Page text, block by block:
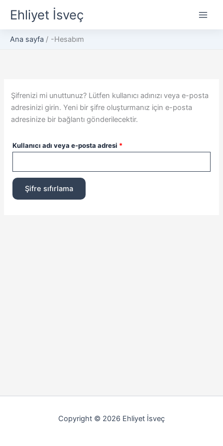
atlaEhliyet İsveç
Ana sayfa -Hesabım
Şifrenizi mi unuttunuz? Lütfen kullanıcı adınızı veya e-posta
adresinizi girin. Yeni bir şifre oluşturmanız için e-posta
adresinize bir bağlantı gönderilecektir.
Kullanıcı adı veya e-posta adresi *
Şifre sıfırlama
Copyright © 2026 Ehliyet İsveç